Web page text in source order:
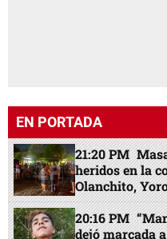
EN PORTADA
21:20 PM
heridos en la
Olanchito,
20:16 PM
dejó marcada